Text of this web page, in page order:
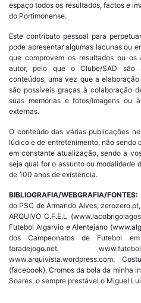
espaço todos os resultados, factos e
do Portimonense.
Este contributo pessoal para
pode apresentar algumas lacunas ou
que comprovem os resultados ou
autor, pelo que o Clube/SAD são
conteúdos, uma vez que a
são possíveis graças à colaboração
suas memórias e fotos/imagens ou
externas.
O conteúdo das várias publicações
lúdico e de entretenimento, não sendo
em constante atualização, sendo a
seja qual for o assunto ou modalidade
de 100 anos de existência.
BIBLIOGRAFIA/WEBGRAFIA/FONTES:
do PSC de Armando Alves,
ARQUIVO C.F.E.L
Futebol Algarvio e Alentejano
dos Campeonatos de Futebol
foradejogo.net,
www.arquivista.wordpress.com,
(facebook), Cromos da bola da minha
Soares, o sempre prestável o Miguel